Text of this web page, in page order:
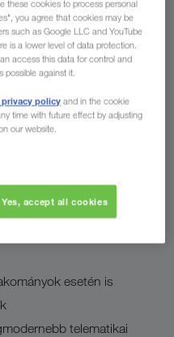
esetén is
telematikai
these cookies to process personal
you agree that cookies may be
such as Google LLC and YouTube
is a lower level of data protection.
access this data for control and
possible against it.
privacy policy and in the cookie
time with future effect by adjusting
our website.
Yes, accept all cookies